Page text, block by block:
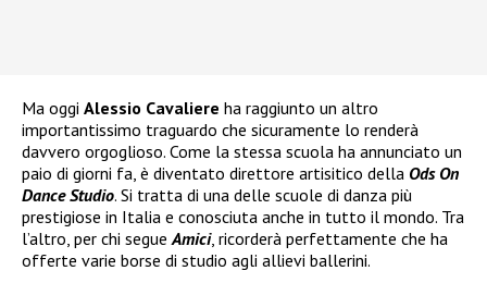
Ma oggi Alessio Cavaliere ha raggiunto un altro
importantissimo traguardo che sicuramente lo renderà
davvero orgoglioso. Come la stessa scuola ha annunciato un
paio di giorni fa, è diventato direttore artisitico della Ods On
Dance Studio. Si tratta di una delle scuole di danza più
prestigiose in Italia e conosciuta anche in tutto il mondo. Tra
l’altro, per chi segueAmici, ricorderà perfettamente che ha
offerte varie borse di studio agli allievi ballerini.